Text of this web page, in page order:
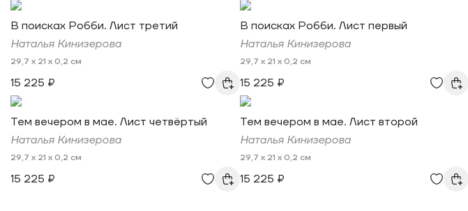
В поисках Робби. Лист третий
Наталья Кинизерова
29,7 x 21 x 0,2 см
15 225 ₽
Тем вечером в мае. Лист четвёртый
Наталья Кинизерова
29,7 x 21 x 0,2 см
15 225 ₽
В поисках Робби. Лист первый
Наталья Кинизерова
29,7 x 21 x 0,2 см
15 225 ₽
Тем вечером в мае. Лист второй
Наталья Кинизерова
29,7 x 21 x 0,2 см
15 225 ₽